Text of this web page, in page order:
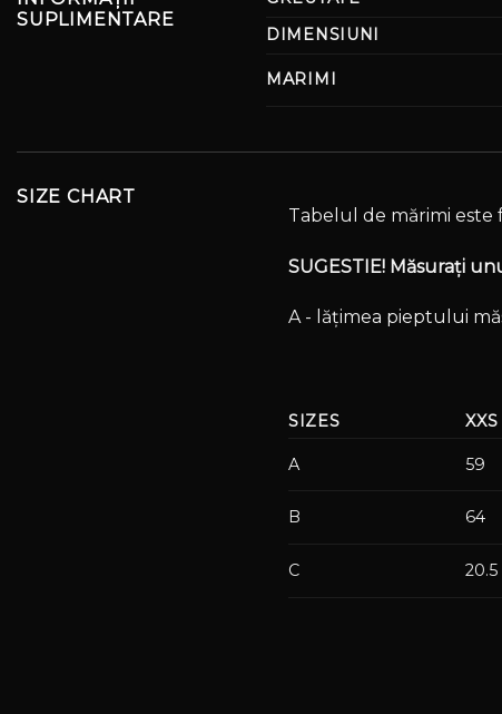
SUPLIMENTARE
DIMENSIUNI
MARIMI
SIZE CHART
Tabelul de mărimi
SUGESTIE! Măsurați
A - lățimea pieptului
SIZES XXS
A 59
B 64
C 20.5